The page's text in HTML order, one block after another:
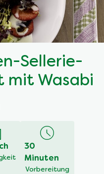
Sellerie-
mit Wasabi
30
Minuten
Vorbereitung